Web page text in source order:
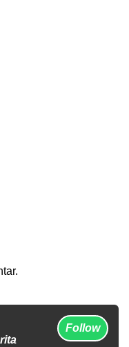
Follow